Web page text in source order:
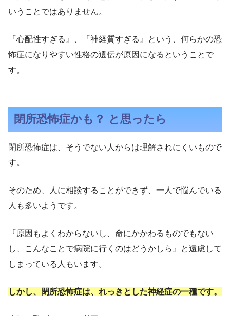
いうことではありません。
『心配性すぎる』、『神経質すぎる』という、何らかの恐
怖症になりやすい性格の遺伝が原因になるということで
す。
閉所恐怖症かも？ と思ったら
閉所恐怖症は、そうでない人からは理解されにくいもので
す。
そのため、人に相談することができず、一人で悩んでいる
人も多いようです。
『原因もよくわからないし、命にかかわるものでもない
し、こんなことで病院に行くのはどうかしら』と遠慮して
しまっている人もいます。
しかし、閉所恐怖症は、れっきとした神経症の一種です。